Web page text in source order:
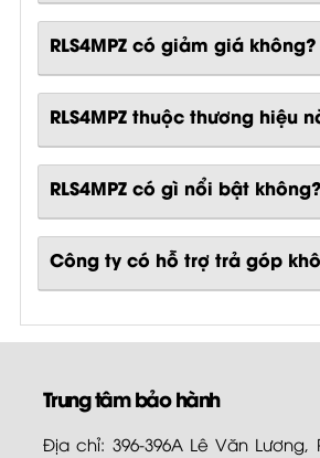
RLS4MPZ có giảm giá không?
RLS4MPZ thuộc thương hiệu
RLS4MPZcó gì nổi bật không?
Công ty có hỗ trợ trả góp
Trung tâm bảo hành
Địa chỉ: 396-396A Lê Văn Lương,